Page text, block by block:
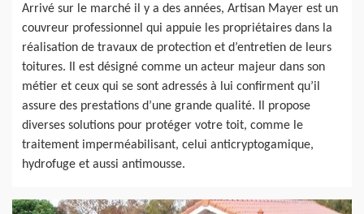
Arrivé sur le marché il y a des années, Artisan Mayer est un
couvreur professionnel qui appuie les propriétaires dans la
réalisation de travaux de protection et d’entretien de leurs
toitures. Il est désigné comme un acteur majeur dans son
métier et ceux qui se sont adressés à lui confirment qu’il
assure des prestations d’une grande qualité. Il propose
diverses solutions pour protéger votre toit, comme le
traitement imperméabilisant, celui anticryptogamique,
hydrofuge et aussi antimousse.